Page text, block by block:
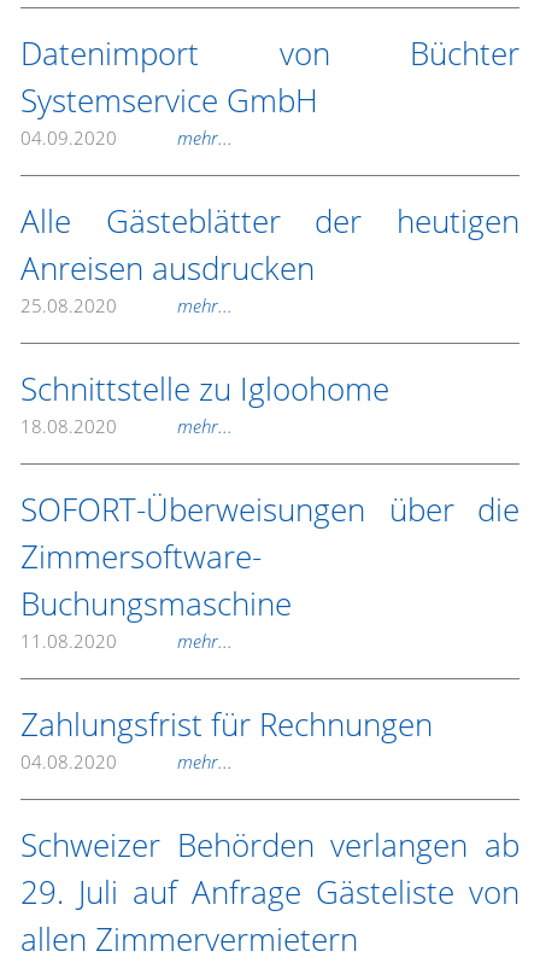
Datenimport von Büchter
Systemservice GmbH
04.09.2020 mehr...
Alle Gästeblätter der heutigen
Anreisen ausdrucken
25.08.2020 mehr...
Schnittstelle zu Igloohome
18.08.2020 mehr...
SOFORT-Überweisungen über die
Zimmersoftware-
Buchungsmaschine
11.08.2020 mehr...
Zahlungsfrist für Rechnungen
04.08.2020 mehr...
Schweizer Behörden verlangen ab
29. Juli auf Anfrage Gästeliste von
allen Zimmervermietern